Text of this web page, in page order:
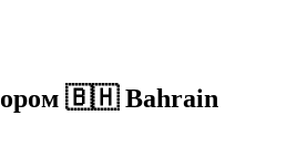
🇧🇭 Bahrain